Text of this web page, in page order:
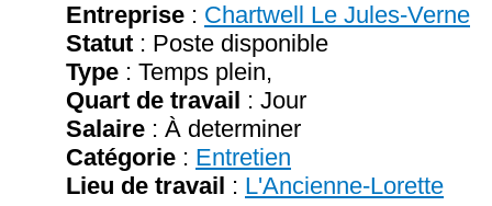
Entreprise : Chartwell Le Jules-Verne
Statut : Poste disponible
Type : Temps plein,
Quart de travail : Jour
Salaire : À determiner
Catégorie : Entretien
Lieu de travail : L'Ancienne-Lorette